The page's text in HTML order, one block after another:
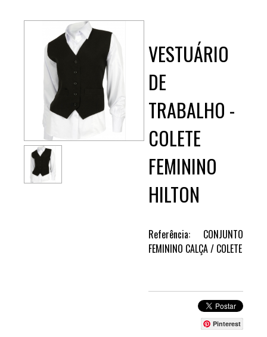
VESTUÁRIO
DE
TRABALHO -
COLETE
FEMININO
HILTON
Referência: CONJUNTO
FEMININO CALÇA / COLETE
Pinterest